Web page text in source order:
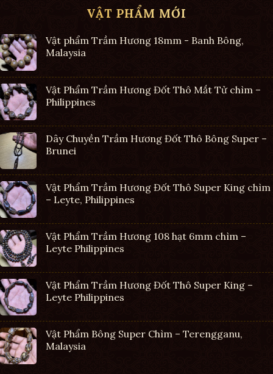
VẬT PHẨM MỚI
Vật phẩm Trầm Hương 18mm - Banh Bông,
Malaysia
Vật Phẩm Trầm Hương Đốt Thô Mắt Tử chìm –
Philippines
Dây Chuyền Trầm Hương Đốt Thô Bông Super –
Brunei
Vật Phẩm Trầm Hương Đốt Thô Super King chìm
– Leyte, Philippines
Vật Phẩm Trầm Hương 108 hạt 6mm chìm –
Leyte Philippines
Vật Phẩm Trầm Hương Đốt Thô Super King –
Leyte Philippines
Vật Phẩm Bông Super Chìm – Terengganu,
Malaysia